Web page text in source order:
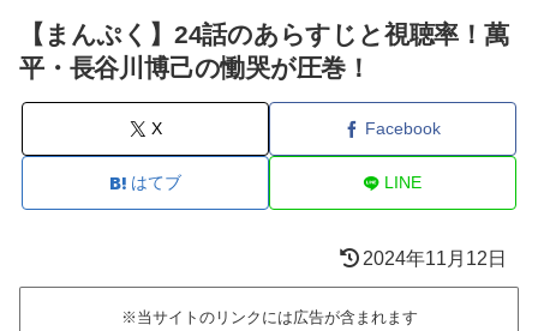
【まんぷく】24話のあらすじと視聴率！萬
平・長谷川博己の慟哭が圧巻！
X Facebook
はてブ LINE
2024年11月12日
※当サイトのリンクには広告が含まれます